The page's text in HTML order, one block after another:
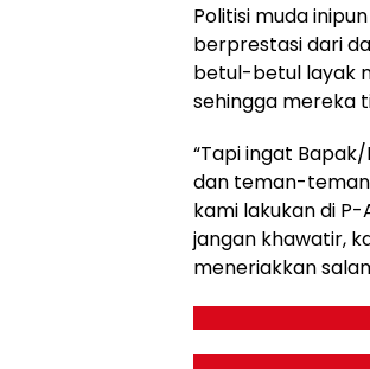
Politisi muda
berprestasi dari
betul-betul layak
sehingga mereka
“Tapi ingat
dan teman-teman
kami lakukan di
jangan khawatir,
meneriakkan